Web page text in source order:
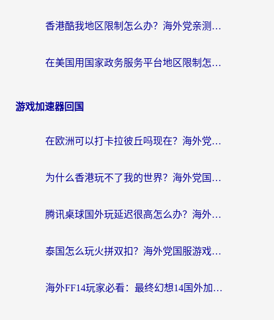
香港酷我地区限制怎么办？海外党亲测有效的回国加速方案来了
在美国用国家政务服务平台地区限制怎么办？海外华人必备的突破攻略（附追剧看片技巧）
游戏加速器回国
在欧洲可以打卡拉彼丘吗现在？海外党国服游戏加速器终极避坑指南
为什么香港玩不了我的世界？海外党国服游戏加速终极解决方案
腾讯桌球国外玩延迟很高怎么办？海外党亲测有效的国服游戏加速指南
泰国怎么玩火拼双扣？海外党国服游戏加速终极指南（附暗区突围植物大战僵尸实测）
海外FF14玩家必看：最终幻想14国外加速器下载安装全攻略+卡顿解决秘籍